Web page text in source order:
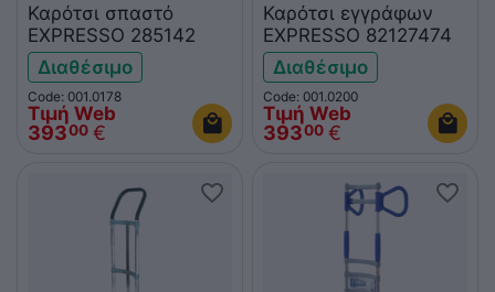
Καρότσι σπαστό
EXPRESSO 285142
Διαθέσιμο
Code: 001.0178
Τιμή Web
39300 €
Καρότσι εγγράφων
EXPRESSO 82127474
Διαθέσιμο
Code: 001.0200
Τιμή Web
39300 €